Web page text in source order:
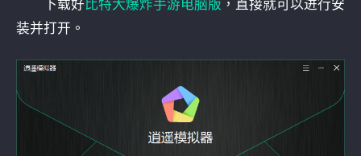
装并打开。